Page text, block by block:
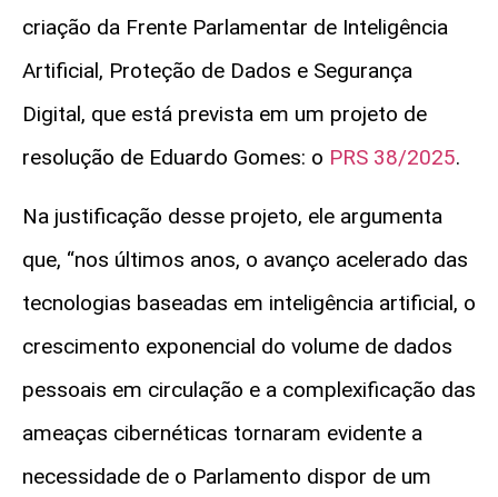
criação da Frente Parlamentar de Inteligência
Artificial, Proteção de Dados e Segurança
Digital, que está prevista em um projeto de
resolução de Eduardo Gomes: o PRS 38/2025.
Na justificação desse projeto, ele argumenta
que, “nos últimos anos, o avanço acelerado das
tecnologias baseadas em inteligência artificial, o
crescimento exponencial do volume de dados
pessoais em circulação e a complexificação das
ameaças cibernéticas tornaram evidente a
necessidade de o Parlamento dispor de um